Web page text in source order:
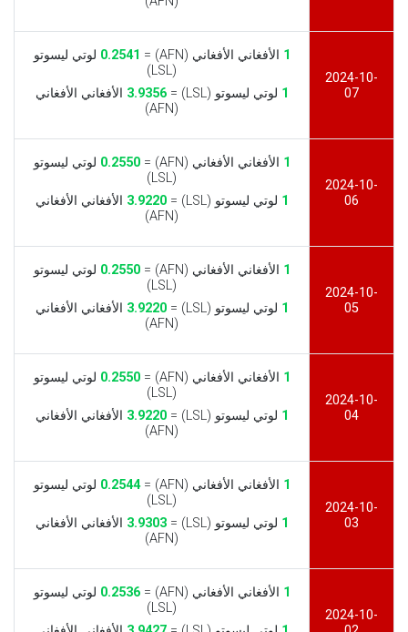
2024-10-
07
1 الأفغاني الأفغاني (AFN) = 0.2541 لوتي ليسوتو
(LSL)
1 لوتي ليسوتو (LSL) = 3.9356 الأفغاني الأفغاني
(AFN)
2024-10-
06
1 الأفغاني الأفغاني (AFN) = 0.2550 لوتي ليسوتو
(LSL)
1 لوتي ليسوتو (LSL) = 3.9220 الأفغاني الأفغاني
(AFN)
2024-10-
05
1 الأفغاني الأفغاني (AFN) = 0.2550 لوتي ليسوتو
(LSL)
1 لوتي ليسوتو (LSL) = 3.9220 الأفغاني الأفغاني
(AFN)
2024-10-
04
1 الأفغاني الأفغاني (AFN) = 0.2550 لوتي ليسوتو
(LSL)
1 لوتي ليسوتو (LSL) = 3.9220 الأفغاني الأفغاني
(AFN)
2024-10-
03
1 الأفغاني الأفغاني (AFN) = 0.2544 لوتي ليسوتو
(LSL)
1 لوتي ليسوتو (LSL) = 3.9303 الأفغاني الأفغاني
(AFN)
2024-10-
1 الأفغاني الأفغاني (AFN) = 0.2536 لوتي ليسوتو
(LSL)